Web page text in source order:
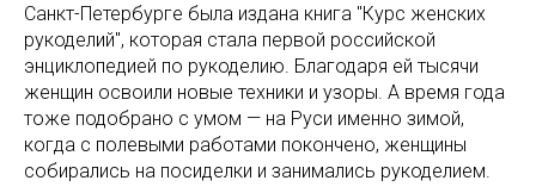
Санкт-Петербурге была издана книга "Курс женских
рукоделий", которая стала первой российской
энциклопедией по рукоделию. Благодаря ей тысячи
женщин освоили новые техники и узоры. А время года
тоже подобрано с умом — на Руси именно зимой,
когда с полевыми работами покончено, женщины
собирались на посиделки и занимались рукоделием.